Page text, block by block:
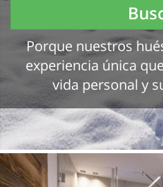
Porque nuestros
experiencia única
vida personal y